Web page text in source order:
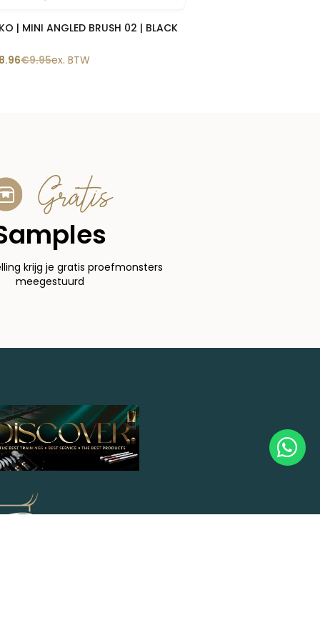
Snelle blik
| MINI ANGLED BRUSH 02 | BLACK
€9.95ex. BTW
Gratis
krijg je gratis proefmonsters
meegestuurd